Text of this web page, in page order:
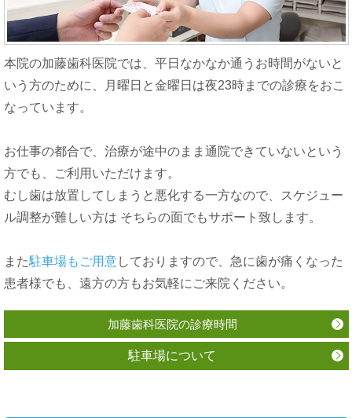
本院の加藤歯科医院では、平日なかなか通うお時間がないと
いう方のために、
月曜日と金曜日は夜23時までの診療をおこ
なっています。
お仕事の都合で、治療が途中のまま通院できていないという
方でも、ご利用いただけます。
むし歯は放置してしまうと悪化する一方なので、スケジュー
ル調整が難しい方は そちらの面でもサポート致します。
また駐車場もご用意しておりますので、急に歯が痛くなった
患者様でも、遠方の方もお気軽にご来院ください。
加藤歯科医院の診療時間
駐車場について